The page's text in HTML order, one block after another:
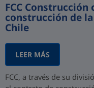
FCC
construcción de
Chile
LEER MÁS
FCC, a través de su